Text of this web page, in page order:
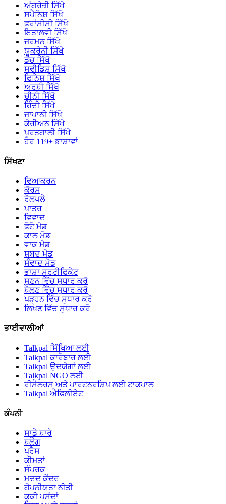
ਅੰਗਰੇਜ਼ੀ ਸਿੱਖੋ
ਸਪੈਨਿਸ਼ ਸਿੱਖੋ
ਫਰਾਂਸੀਸੀ ਸਿੱਖੋ
ਇਤਾਲਵੀ ਸਿੱਖੋ
ਜਰਮਨ ਸਿੱਖੋ
ਯੂਕਰੇਨੀ ਸਿੱਖੋ
ਡੱਚ ਸਿੱਖੋ
ਸਵੀਡਿਸ਼ ਸਿੱਖੋ
ਫਿਨਿਸ਼ ਸਿੱਖੋ
ਅਰਬੀ ਸਿੱਖੋ
ਚੀਨੀ ਸਿੱਖੋ
ਹਿੰਦੀ ਸਿੱਖੋ
ਜਾਪਾਨੀ ਸਿੱਖੋ
ਕੋਰੀਅਨ ਸਿੱਖੋ
ਪੁਰਤਗਾਲੀ ਸਿੱਖੋ
ਹੋਰ 119+ ਭਾਸ਼ਾਵਾਂ
ਸਿੱਖਣਾ
ਵਿਆਕਰਨ
ਕੋਰਸ
ਰੋਲਪਲੇ
ਪਾਤਰ
ਵਿਵਾਦ
ਫੋਟੋ ਮੋਡ
ਕਾਲ ਮੋਡ
ਵਾਕ ਮੋਡ
ਸ਼ਬਦ ਮੋਡ
ਸੰਵਾਦ ਮੋਡ
ਭਾਸ਼ਾ ਸਰਟੀਫਿਕੇਟ
ਸੁਣਨ ਵਿੱਚ ਸੁਧਾਰ ਕਰੋ
ਬੋਲਣ ਵਿੱਚ ਸੁਧਾਰ ਕਰੋ
ਪੜ੍ਹਨ ਵਿੱਚ ਸੁਧਾਰ ਕਰੋ
ਲਿਖਣ ਵਿੱਚ ਸੁਧਾਰ ਕਰੋ
ਭਾਈਵਾਲੀਆਂ
Talkpal ਸਿੱਖਿਆ ਲਈ
Talkpal ਕਾਰੋਬਾਰ ਲਈ
Talkpal ਉਦਯੋਗਾਂ ਲਈ
Talkpal NGO ਲਈ
ਰੀਸੈਲਰਸ ਅਤੇ ਪਾਰਟਨਰਸ਼ਿਪ ਲਈ ਟਾਕਪਾਲ
Talkpal ਐਫਿਲੀਏਟ
ਕੰਪਨੀ
ਸਾਡੇ ਬਾਰੇ
ਬਲੌਗ
ਪ੍ਰੈਸ
ਕੀਮਤਾਂ
ਸੰਪਰਕ
ਮਦਦ ਕੇਂਦਰ
ਗੋਪਨੀਯਤਾ ਨੀਤੀ
ਕੁਕੀ ਪਸੰਦਾਂ